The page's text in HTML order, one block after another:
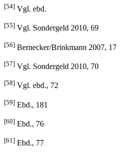
[54] Vgl. ebd.
[55] Vgl. Sondergeld 2010, 69
[56] Bernecker/Brinkmann 2007, 17
[57] Vgl. Sondergeld 2010, 70
[58] Vgl. ebd., 72
[59] Ebd., 181
[60] Ebd., 76
[61] Ebd., 77